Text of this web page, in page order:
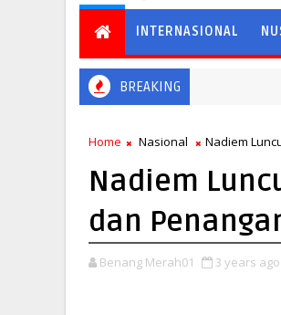
INTERNASIONAL
BREAKING
Home Nasional Nadiem
Nadiem
dan
Benang Merah01 3 years ago